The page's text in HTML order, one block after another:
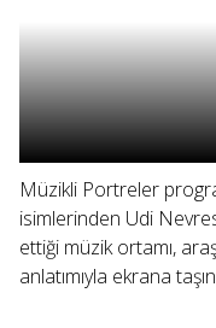
Müzikli Portreler
isimlerinden Udi
ettiği müzik ortamı,
anlatımıyla ekrana